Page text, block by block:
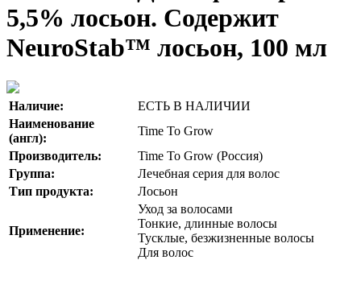
5,5% лосьон. Содержит
NeuroStab™ лосьон, 100 мл
Наличие:
ЕСТЬ В НАЛИЧИИ
Наименование
(англ):
Time To Grow
Производитель:
Time To Grow (Россия)
Группа:
Лечебная серия для волос
Тип продукта:
Лосьон
Применение:
Уход за волосами
Тонкие, длинные волосы
Тусклые, безжизненные волосы
Для волос